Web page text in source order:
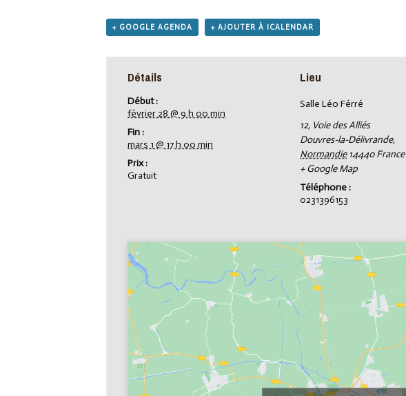
+ GOOGLE AGENDA + AJOUTER À ICALENDAR
Détails
Début :
février 28 @ 9 h 00 min
Fin :
mars 1 @ 17 h 00 min
Prix :
Gratuit
Lieu
Salle Léo Férré
12, Voie des Alliés
Douvres-la-Délivrande,
Normandie 14440 France
+ Google Map
Téléphone :
0231396153